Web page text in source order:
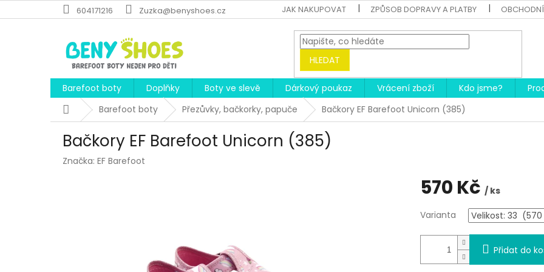
na
604171216 Zuzka@benyshoes.cz JAK NAKUPOVAT ZPŮSOB DOPRAVY A PLATBY OBCHODNÍ
HLEDAT
Barefoot boty Doplňky Boty ve slevě Dárkový poukaz Vrácení zboží Kdo jsme?
DomůBarefoot boty Přezůvky, bačkorky, papuče Bačkory EF Barefoot Unicorn (385)
Bačkory EF Barefoot Unicorn (385)
Značka: EF Barefoot
570 Kč / ks
cena:
Varianta
Přidat do